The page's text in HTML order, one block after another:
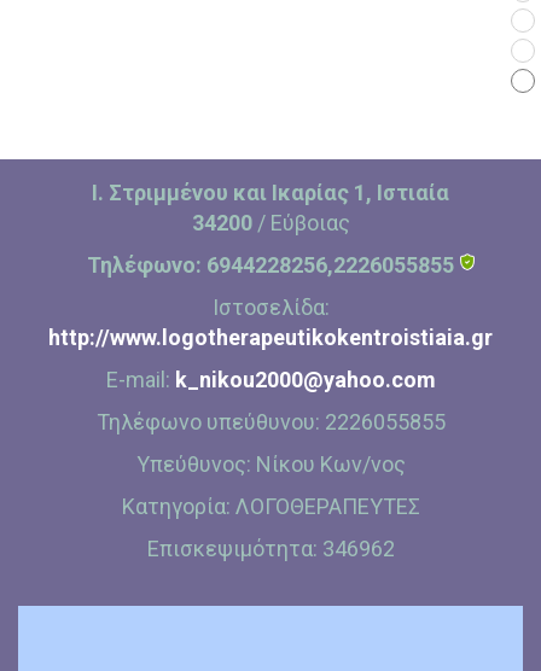
Ι. Στριμμένου και Ικαρίας 1, Ιστιαία
34200/ Εύβοιας
Τηλέφωνο: 6944228256,2226055855
Ιστοσελίδα:
http://www.logotherapeutikokentroistiaia.gr
E-mail: k_nikou2000@yahoo.com
Τηλέφωνο υπεύθυνου: 2226055855
Υπεύθυνος: Νίκου Κων/νος
Κατηγορία: ΛΟΓΟΘΕΡΑΠΕΥΤΕΣ
Επισκεψιμότητα: 346962